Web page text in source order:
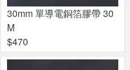
30mm 單導電銅箔膠帶 30
M
$470